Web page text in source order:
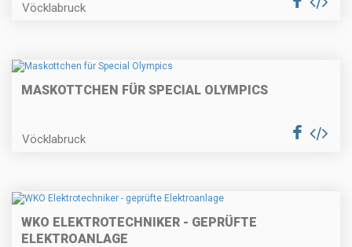
Vöcklabruck
MASKOTTCHEN FÜR SPECIAL OLYMPICS
Vöcklabruck
WKO ELEKTROTECHNIKER - GEPRÜFTE
ELEKTROANLAGE